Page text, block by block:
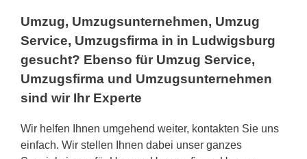
Umzug, Umzugsunternehmen, Umzug
Service, Umzugsfirma in in Ludwigsburg
gesucht? Ebenso für Umzug Service,
Umzugsfirma und Umzugsunternehmen
sind wir Ihr Experte
Wir helfen Ihnen umgehend weiter, kontakten Sie uns
einfach. Wir stellen Ihnen dabei unser ganzes